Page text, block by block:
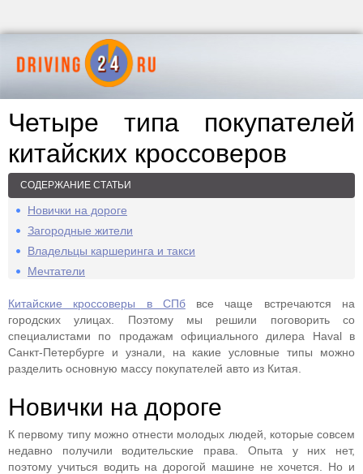
Четыре типа покупателей
китайских кроссоверов
СОДЕРЖАНИЕ СТАТЬИ
Новички на дороге
Загородные жители
Владельцы каршеринга и такси
Мечтатели
Китайские кроссоверы в СПбвсе чаще встречаются на
городских улицах. Поэтому мы решили поговорить со
специалистами по продажам официального дилера Haval в
Санкт-Петербурге и узнали, на какие условные типы можно
разделить основную массу покупателей авто из Китая.
Новички на дороге
К первому типу можно отнести молодых людей, которые совсем
недавно получили водительские права. Опыта у них нет,
поэтому учиться водить на дорогой машине не хочется. Но и